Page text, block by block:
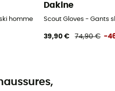
homme
Dakine
Scout Gloves - Gants
39,90 € 74,90 € -